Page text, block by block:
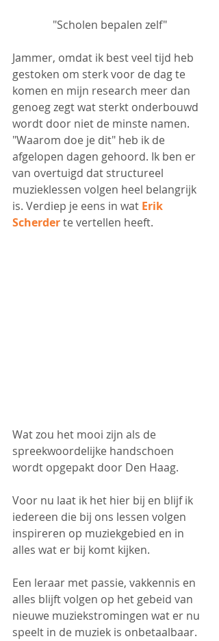
"Scholen bepalen zelf"
Jammer, omdat ik best veel tijd heb
gestoken om sterk voor de dag te
komen en mijn research meer dan
genoeg zegt wat sterkt onderbouwd
wordt door niet de minste namen.
"Waarom doe je dit" heb ik de
afgelopen dagen gehoord. Ik ben er
van overtuigd dat structureel
muzieklessen volgen heel belangrijk
is. Verdiep je eens in wat Erik
Scherder te vertellen heeft.
Wat zou het mooi zijn als de
spreekwoordelijke handschoen
wordt opgepakt door Den Haag.
Voor nu laat ik het hier bij en blijf ik
iedereen die bij ons lessen volgen
inspireren op muziekgebied en in
alles wat er bij komt kijken.
Een leraar met passie, vakkennis en
alles blijft volgen op het gebeid van
nieuwe muziekstromingen wat er nu
speelt in de muziek is onbetaalbaar.